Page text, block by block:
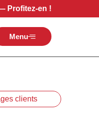
Profitez-en !
Menu
clients